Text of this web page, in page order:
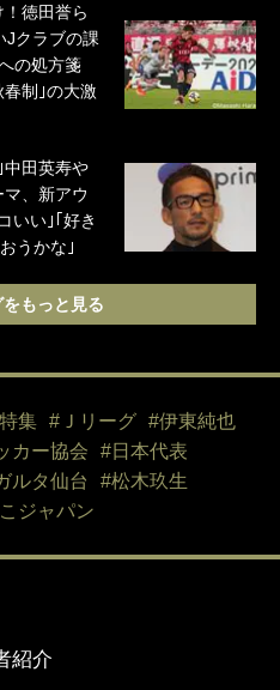
徳田誉ら
Jクラブの課
の処方箋
春制｣の大激
中田英寿や
マ、新アウ
いい｣｢好き
うかな｣
もっと見る
集 #Ｊリーグ
#伊東純也
カー協会
#日本代表
ルタ仙台
#松木玖生
ジャパン
紹介